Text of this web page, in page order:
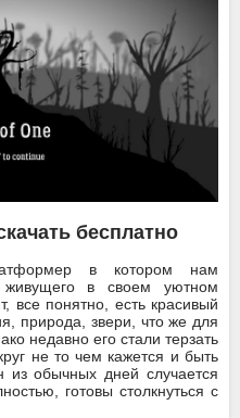
бесплатно
в котором нам
живущего в своем уютном
все понятно, есть красивый
природа, звери, что же для
недавно его стали терзать
не то чем кажется и быть
обычных дней случается
готовы столкнуться с